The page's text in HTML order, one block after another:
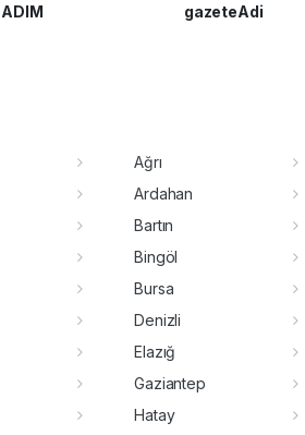
gazeteAdi
Ağrı
Ardahan
Bartın
Bingöl
Bursa
Denizli
Elazığ
Gaziantep
Hatay